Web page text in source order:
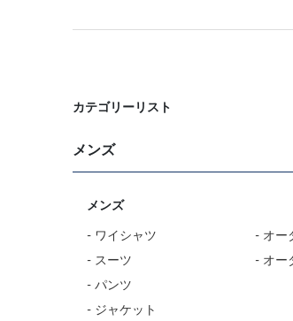
カテゴリーリスト
メンズ
メンズ
- ワイシャツ
- スーツ
- パンツ
- ジャケット
- オー
- オー